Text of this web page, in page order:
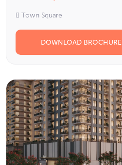
Town Square
DOWNLOAD BROCHURE